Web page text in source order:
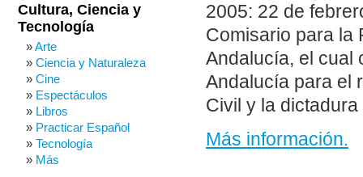
2005: 22 de
Comisario para la
Andalucía, el cual
Andalucía para el
Civil y la
Más información.
Cultura, Ciencia y
Tecnología
Arte
Ciencia y Naturaleza
Cine
Espectáculos
Libros
Practicar Español
Tecnología
Más